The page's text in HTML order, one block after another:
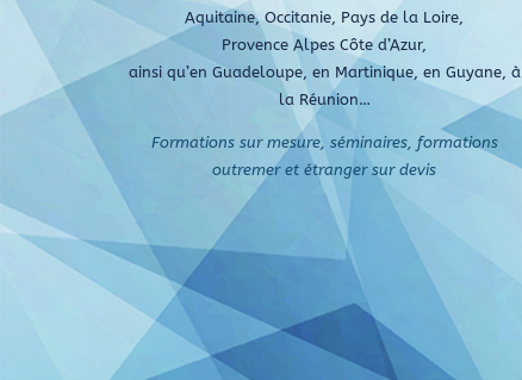
Aquitaine, Occitanie, Pays de la Loire,
Provence Alpes Côte d’Azur,
ainsi qu’en Guadeloupe, en Martinique, en Guyane, à
la Réunion…
Formations sur mesure, séminaires, formations
outremer et étranger sur devis